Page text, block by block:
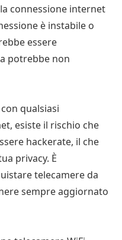
connessione internet
è instabile o
essere
potrebbe non
qualsiasi
esiste il rischio che
hackerate, il che
privacy. È
telecamere da
sempre aggiornato